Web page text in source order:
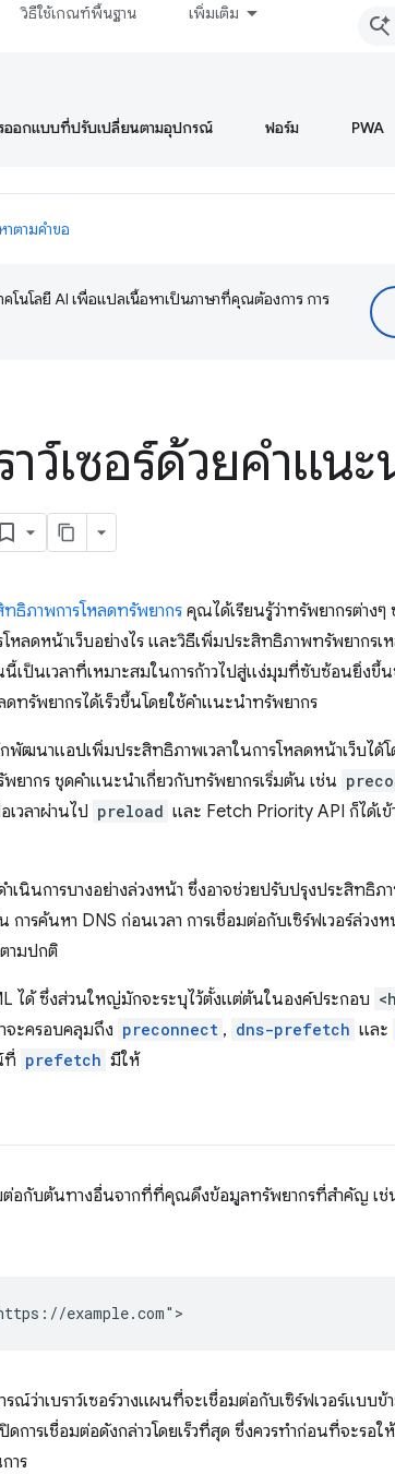
วิธีใช้เกณฑ์พื้นฐาน เพิ่มเติม
ออกแบบที่ปรับเปลี่ยนตามอุปกรณ์ ฟอร์ม PWA
าตามคำขอ
โนโลยี AI เพื่อแปลเนื้อหาเป็นภาษาที่คุณต้องการ การ
ว์เซอร์ด้วยคำแน
ทธิภาพการโหลดทรัพยากร คุณได้เรียนรู้ว่าทรัพยากรต่างๆ
หลดหน้าเว็บอย่างไร และวิธีเพิ่มประสิทธิภาพทรัพยากรเ
นี้เป็นเวลาที่เหมาะสมในการก้าวไปสู่แง่มุมที่ซับซ้อนยิ่งขึ้
ดทรัพยากรได้เร็วขึ้นโดยใช้คำแนะนำทรัพยากร
ฒนาแอปเพิ่มประสิทธิภาพเวลาในการโหลดหน้าเว็บได้โ
ากร ชุดคำแนะนำเกี่ยวกับทรัพยากรเริ่มต้น เช่น
เวลาผ่านไป preload และ Fetch Priority API ก็ได้เข้
ำเนินการบางอย่างล่วงหน้า ซึ่งอาจช่วยปรับปรุงประสิทธิภ
การค้นหา DNS ก่อนเวลา การเชื่อมต่อกับเซิร์ฟเวอร์ล่ว
ามปกติ
ได้ ซึ่งส่วนใหญ่มักจะระบุไว้ตั้งแต่ต้นในองค์ประกอบ
จะครอบคลุมถึง preconnect , dns-prefetch และ
ที่ prefetch มีให้
มต่อกับต้นทางอื่นจากที่ที่คุณดึงข้อมูลทรัพยากรที่สำคัญ เ
รณ์ว่าเบราว์เซอร์วางแผนที่จะเชื่อมต่อกับเซิร์ฟเวอร์แบบ
ดการเชื่อมต่อดังกล่าวโดยเร็วที่สุด ซึ่งควรทำก่อนที่จะรอ
าร